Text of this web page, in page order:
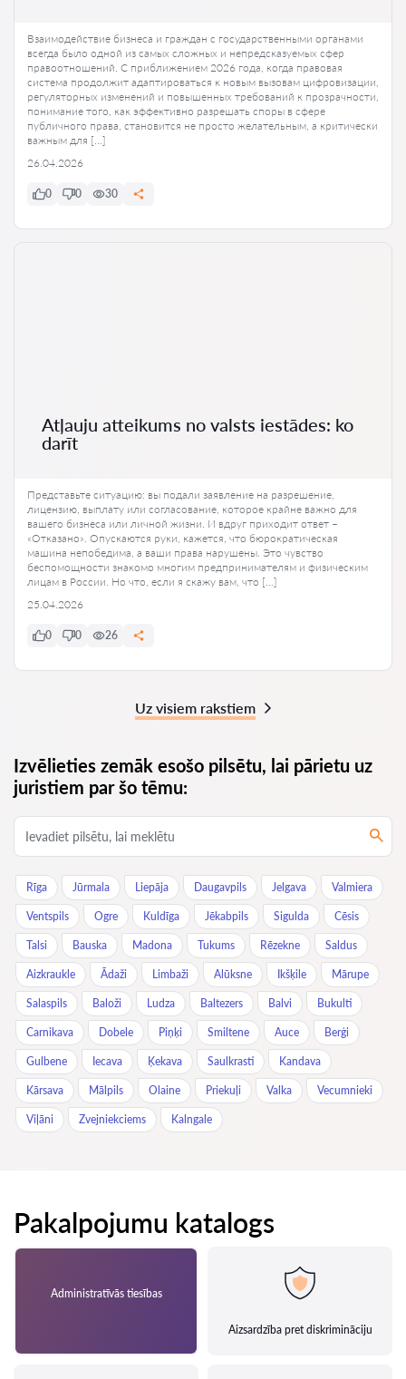
Взаимодействие бизнеса и граждан с государственными органами
всегда было одной из самых сложных и непредсказуемых сфер
правоотношений. С приближением 2026 года, когда правовая
система продолжит адаптироваться к новым вызовам цифровизации,
регуляторных изменений и повышенных требований к прозрачности,
понимание того, как эффективно разрешать споры в сфере
публичного права, становится не просто желательным, а критически
важным для […]
26.04.2026
0 0 30
Atļauju atteikums no valsts iestādes: ko
darīt
Представьте ситуацию: вы подали заявление на разрешение,
лицензию, выплату или согласование, которое крайне важно для
вашего бизнеса или личной жизни. И вдруг приходит ответ –
«Отказано». Опускаются руки, кажется, что бюрократическая
машина непобедима, а ваши права нарушены. Это чувство
беспомощности знакомо многим предпринимателям и физическим
лицам в России. Но что, если я скажу вам, что […]
25.04.2026
0 0 26
Uz visiem rakstiem
Izvēlieties zemāk esošo pilsētu, lai pārietu uz
juristiem par šo tēmu:
Rīga Jūrmala Liepāja Daugavpils Jelgava Valmiera
Ventspils Ogre Kuldīga Jēkabpils Sigulda Cēsis
Talsi Bauska Madona Tukums Rēzekne Saldus
Aizkraukle Ādaži Limbaži Alūksne Ikšķile Mārupe
Salaspils Baloži Ludza Baltezers Balvi Bukulti
Carnikava Dobele Piņķi Smiltene Auce Berģi
Gulbene Iecava Ķekava Saulkrasti Kandava
Kārsava Mālpils Olaine Priekuļi Valka Vecumnieki
Viļāni Zvejniekciems Kalngale
Pakalpojumu katalogs
Administratīvās tiesības
Aizsardzība pret diskrimināciju